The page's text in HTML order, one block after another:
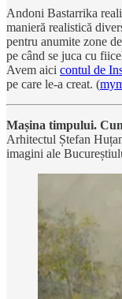
Andoni Bastarrika
manieră realistică
pentru anumite zone
pe când se juca cu
Avem aici contul de
pe care le-a creat. (
Mașina timpului.
Arhitectul Ștefan
imagini ale